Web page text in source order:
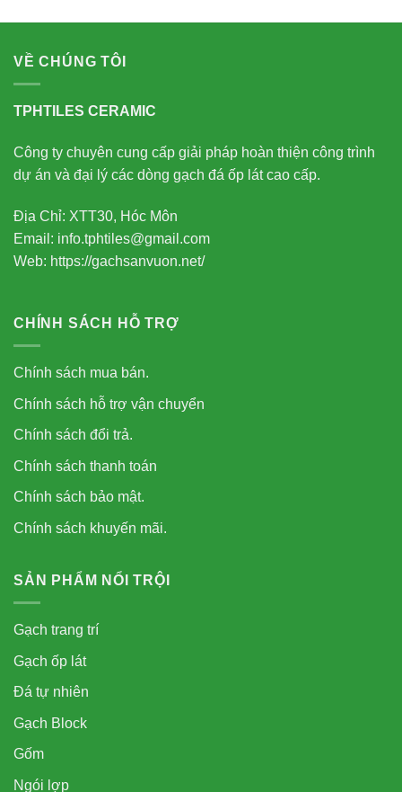
VỀ CHÚNG TÔI
TPHTILES CERAMIC
Công ty chuyên cung cấp giải pháp hoàn thiện công trình
dự án và đại lý các dòng gạch đá ốp lát cao cấp.
Địa Chỉ: XTT30, Hóc Môn
Email: info.tphtiles@gmail.com
Web: https://gachsanvuon.net/
CHÍNH SÁCH HỖ TRỢ
Chính sách mua bán.
Chính sách hỗ trợ vận chuyển
Chính sách đổi trả.
Chính sách thanh toán
Chính sách bảo mật.
Chính sách khuyến mãi.
SẢN PHẨM NỔI TRỘI
Gạch trang trí
Gạch ốp lát
Đá tự nhiên
Gạch Block
Gốm
Ngói lợp